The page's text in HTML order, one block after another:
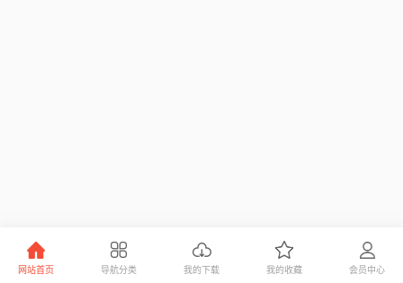
网站首页 导航分类 我的下载 我的收藏 会员中心